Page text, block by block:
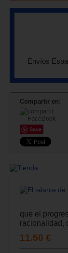
Envíos
Compartir en:
Save
que el
racionalidad,
11.50 €